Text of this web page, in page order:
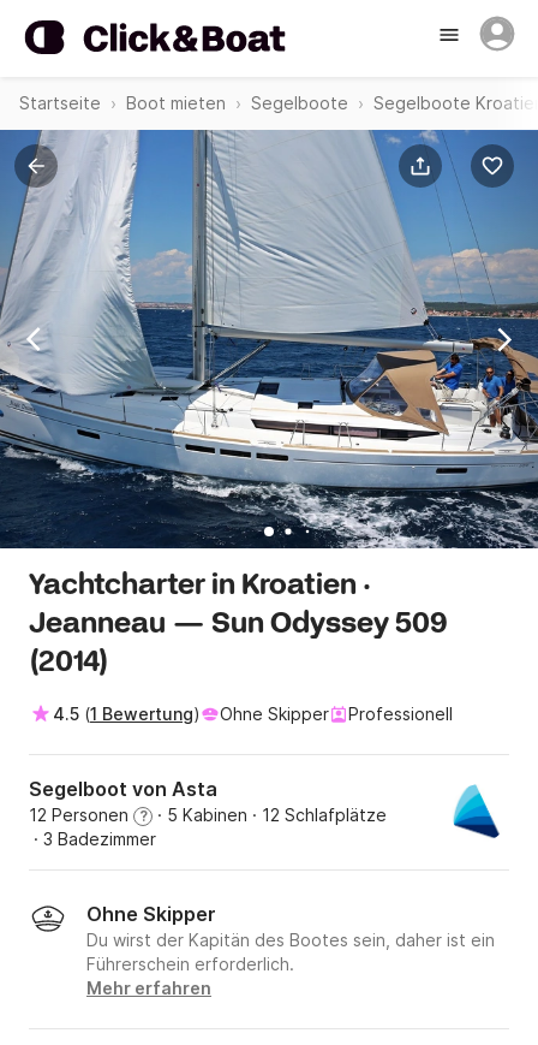
Startseite Boot mieten Segelboote Segelboote
Yachtcharter in Kroatien ·
Jeanneau — Sun Odyssey 509
(2014)
4.5 (1 Bewertung) Ohne Skipper Professionell
Segelboot von Asta
12 Personen ? · 5 Kabinen · 12 Schlafplätze
· 3 Badezimmer
Ohne Skipper
Du wirst der Kapitän des Bootes sein, daher ist ein
Führerschein erforderlich.
Mehr erfahren